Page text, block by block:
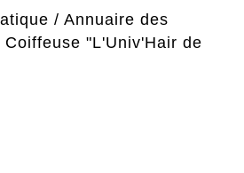
/ Annuaire des
Coiffeuse "L'Univ'Hair de